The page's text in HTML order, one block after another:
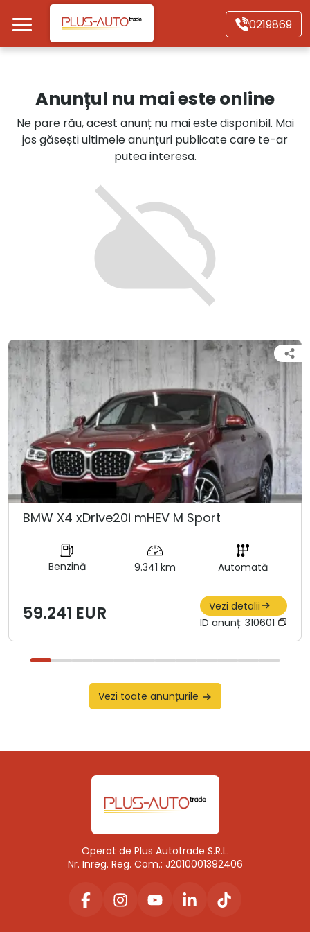
Mergi direct la conținutul principal
0219869
Autoturisme
Motociclete
Autoutilitare
Alte tipuri vehicule
Anunțul nu mai este online
Ne pare rău, acest anunț nu mai este disponibil. Mai
jos găsești ultimele anunțuri publicate care te-ar
putea interesa.
BMW X4 xDrive20i mHEV M Sport
Benzină 9.341 km Automată
59.241 EUR
Vezi detalii
ID anunț: 310601
Vezi toate anunțurile
Operat de Plus Autotrade S.R.L.
Nr. Inreg. Reg. Com.: J2010001392406